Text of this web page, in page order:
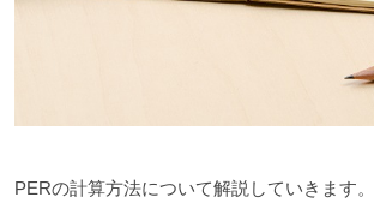
PERの計算方法について解説していきます。